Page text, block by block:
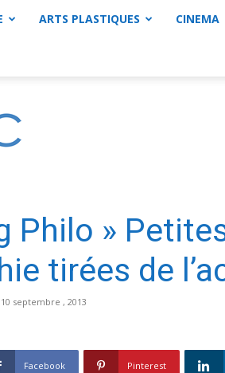
ARTS PLASTIQUES CINEMA
Philo »
tirées de
10 septembre , 2013
Facebook Pinterest